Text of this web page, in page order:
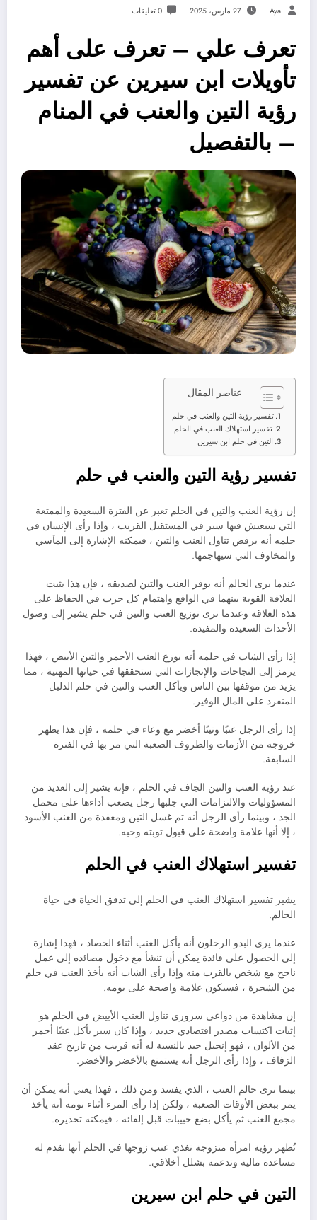
Aya 27 مارس، 2025 0 تعليقات
تعرف علي – تعرف على أهم
تأويلات ابن سيرين عن تفسير
رؤية التين والعنب في المنام
– بالتفصيل
عناصر المقال
تفسير رؤية التين والعنب في حلم
تفسير استهلاك العنب في الحلم
التين في حلم ابن سيرين
تفسير رؤية التين والعنب في حلم
إن رؤية العنب والتين في الحلم تعبر عن الفترة السعيدة والممتعة
التي سيعيش فيها سير في المستقبل القريب ، وإذا رأى الإنسان في
حلمه أنه يرفض تناول العنب والتين ، فيمكنه الإشارة إلى المآسي
والمخاوف التي سيهاجمها.
عندما يرى الحالم أنه يوفر العنب والتين لصديقه ، فإن هذا يثبت
العلاقة القوية بينهما في الواقع واهتمام كل حزب في الحفاظ على
هذه العلاقة وعندما نرى توزيع العنب والتين في حلم يشير إلى وصول
الأحداث السعيدة والمفيدة.
إذا رأى الشاب في حلمه أنه يوزع العنب الأحمر والتين الأبيض ، فهذا
يرمز إلى النجاحات والإنجازات التي ستحققها في حياتها المهنية ، مما
يزيد من موقفها بين الناس ويأكل العنب والتين في حلم الدليل
المنفرد على المال الوفير.
إذا رأى الرجل عنبًا وتينًا أخضر مع وعاء في حلمه ، فإن هذا يظهر
خروجه من الأزمات والظروف الصعبة التي مر بها في الفترة
السابقة.
عند رؤية العنب والتين الجاف في الحلم ، فإنه يشير إلى العديد من
المسؤوليات والالتزامات التي جلبها رجل يصعب أداءها على محمل
الجد ، وبينما رأى الرجل أنه تم غسل التين ومعقدة من العنب الأسود
، إلا أنها علامة واضحة على قبول توبته وحبه.
تفسير استهلاك العنب في الحلم
يشير تفسير استهلاك العنب في الحلم إلى تدفق الحياة في حياة
الحالم.
عندما يرى البدو الرحلون أنه يأكل العنب أثناء الحصاد ، فهذا إشارة
إلى الحصول على فائدة يمكن أن تنشأ مع دخول مصائده إلى عمل
ناجح مع شخص بالقرب منه وإذا رأى الشاب أنه يأخذ العنب في حلم
من الشجرة ، فسيكون علامة واضحة على يومه.
إن مشاهدة من دواعي سروري تناول العنب الأبيض في الحلم هو
إثبات اكتساب مصدر اقتصادي جديد ، وإذا كان سير يأكل عنبًا أحمر
من الألوان ، فهو إنجيل جيد بالنسبة له أنه قريب من تاريخ عقد
الزفاف ، وإذا رأى الرجل أنه يستمتع بالأخضر والأخضر.
بينما نرى حالم العنب ، الذي يفسد ومن ذلك ، فهذا يعني أنه يمكن أن
يمر ببعض الأوقات الصعبة ، ولكن إذا رأى المرء أثناء نومه أنه يأخذ
مجمع العنب ثم يأكل بضع حبيبات قبل إلقائه ، فيمكنه تحذيره.
تُظهر رؤية امرأة متزوجة تغذي عنب زوجها في الحلم أنها تقدم له
مساعدة مالية وتدعمه بشلل أخلاقي.
التين في حلم ابن سيرين